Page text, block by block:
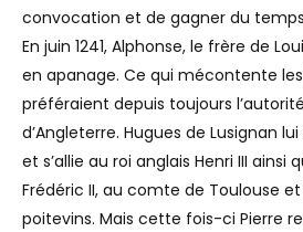
convocation et de gagner du
En juin 1241, Alphonse, le frère de
en apanage. Ce qui mécontente
préféraient depuis toujours
d’Angleterre. Hugues de Lusignan
et s’allie au roi anglais Henri III ainsi
Frédéric II, au comte de Toulouse
poitevins. Mais cette fois-ci Pierre